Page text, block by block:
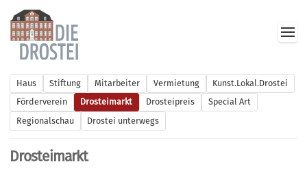
Drosteimarkt
Haus Stiftung Mitarbeiter Vermietung
Kunst.Lokal.Drostei
Förderverein
Drosteimarkt Drosteipreis
Special Art
Regionalschau
Drostei unterwegs